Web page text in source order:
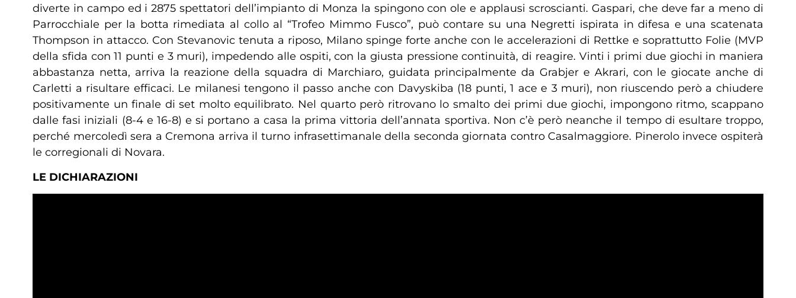
diverte in campo ed i 2875 spettatori dell’impianto di Monza la spingono con ole e applausi scroscianti. Gaspari, che deve far a meno di
Parrocchiale per la botta rimediata al collo al “Trofeo Mimmo Fusco”, può contare su una Negretti ispirata in difesa e una scatenata
Thompson in attacco. Con Stevanovic tenuta a riposo, Milano spinge forte anche con le accelerazioni di Rettke e soprattutto Folie (MVP
della sfida con 11 punti e 3 muri), impedendo alle ospiti, con la giusta pressione continuità, di reagire. Vinti i primi due giochi in maniera
abbastanza netta, arriva la reazione della squadra di Marchiaro, guidata principalmente da Grabjer e Akrari, con le giocate anche di
Carletti a risultare efficaci. Le milanesi tengono il passo anche con Davyskiba (18 punti, 1 ace e 3 muri), non riuscendo però a chiudere
positivamente un finale di set molto equilibrato. Nel quarto però ritrovano lo smalto dei primi due giochi, impongono ritmo, scappano
dalle fasi iniziali (8-4 e 16-8) e si portano a casa la prima vittoria dell’annata sportiva. Non c’è però neanche il tempo di esultare troppo,
perché mercoledì sera a Cremona arriva il turno infrasettimanale della seconda giornata contro Casalmaggiore. Pinerolo invece ospiterà
le corregionali di Novara.
LE DICHIARAZIONI